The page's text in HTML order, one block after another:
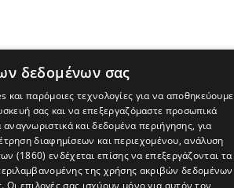
δεδομένων σας
και παρόμοιες τεχνολογίες για να αποθηκεύουμε
σας και να επεξεργαζόμαστε προσωπικά
και δεδομένα περιήγησης, για
διαφημίσεων και περιεχομένου, ανάλυση
(1860) ενδέχεται επίσης να επεξεργάζονται τα
της χρήσης ακριβών δεδομένων
επιλογές σας ισχύουν μόνο για αυτόν τον